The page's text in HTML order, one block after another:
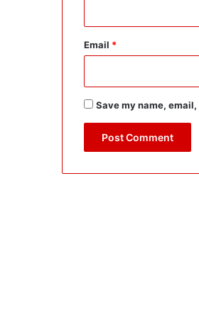
Email *
Save my name,